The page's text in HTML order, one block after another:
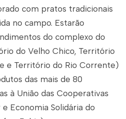
com pratos tradicionais
no campo. Estarão
do complexo do
do Velho Chico, Território
e Território do Rio Corrente)
das mais de 80
à União das Cooperativas
Economia Solidária do